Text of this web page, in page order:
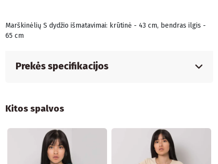
Marškinėlių S dydžio išmatavimai: krūtinė - 43 cm, bendras ilgis -
65 cm
Prekės specifikacijos
Kitos spalvos